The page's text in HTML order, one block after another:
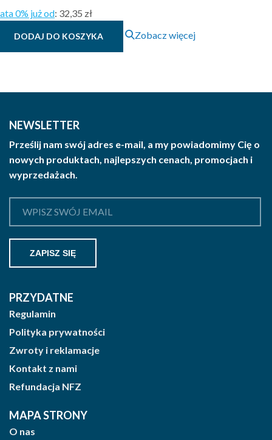
0% już od: 32,35 zł
DODAJ DO KOSZYKA Zobacz więcej
NEWSLETTER
Prześlij nam swój adres e-mail, a my powiadomimy Cię o
nowych produktach, najlepszych cenach, promocjach i
wyprzedażach.
PRZYDATNE
Regulamin
Polityka prywatności
Zwroty i reklamacje
Kontakt z nami
Refundacja NFZ
MAPA STRONY
O nas